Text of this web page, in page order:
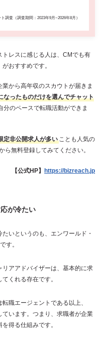
調査（調査期間：2023年9月~2026年8月）
レスに感じる人は、CMでも有
がおすすめです。
から高年収のスカウトが届きま
なったものだけを選んでチャット
分のペースで転職活動ができま
定非公開求人が多いことも人気の
無料登録してみてください。
【公式HP】https://bizreach.jp
が冷たい
いというのも、エンワールド・
す。
アアドバイザーは、基本的に求
くれる存在です。
職エージェントである以上、
ています。つまり、求職者が企業
得る仕組みです。